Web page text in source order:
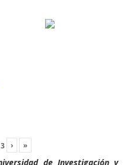
3 › »
de Investigación y